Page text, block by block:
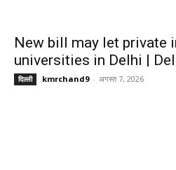
New bill may let private
universities in Delhi |
दिल्ली kmrchand9 - अगस्त 7, 2026